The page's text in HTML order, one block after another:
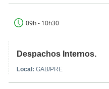
09h - 10h30
Despachos Internos.
Local: GAB/PRE